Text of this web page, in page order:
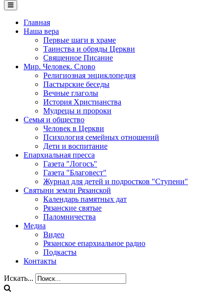
Главная
Наша вера
Первые шаги в храме
Таинства и обряды Церкви
Священное Писание
Мир. Человек. Слово
Религиозная энциклопедия
Пастырские беседы
Вечные глаголы
История Христианства
Мудрецы и пророки
Семья и общество
Человек в Церкви
Психология семейных отношений
Дети и воспитание
Епархиальная пресса
Газета "Логосъ"
Газета "Благовест"
Журнал для детей и подростков "Ступени"
Святыни земли Рязанской
Календарь памятных дат
Рязанские святые
Паломничества
Медиа
Видео
Рязанское епархиальное радио
Подкасты
Контакты
Искать...